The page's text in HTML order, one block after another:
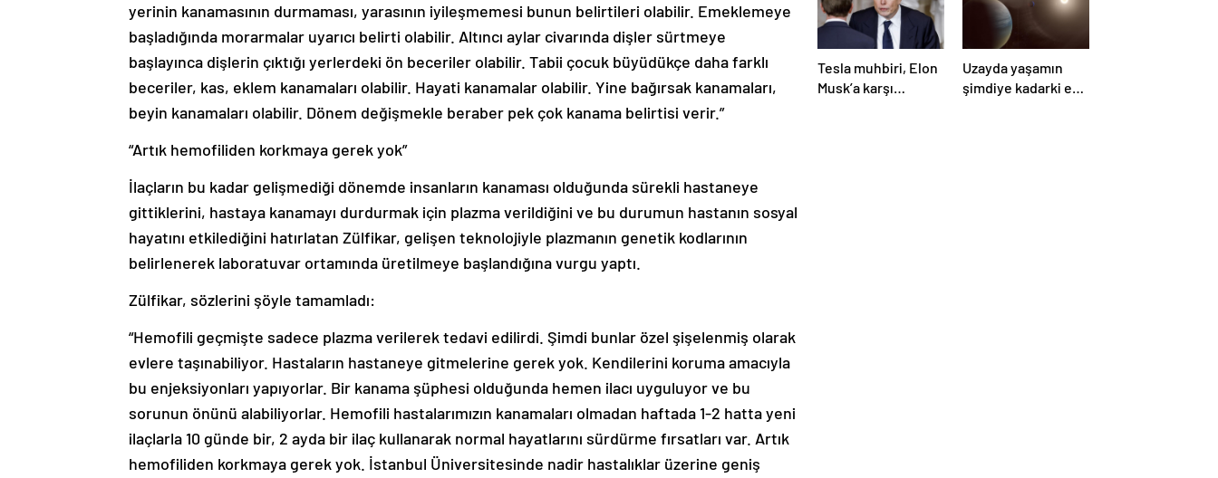
yerinin kanamasının durmaması, yarasının iyileşmemesi bunun belirtileri olabilir. Emeklemeye
başladığında morarmalar uyarıcı belirti olabilir. Altıncı aylar civarında dişler sürtmeye
başlayınca dişlerin çıktığı yerlerdeki ön beceriler olabilir. Tabii çocuk büyüdükçe daha farklı
beceriler, kas, eklem kanamaları olabilir. Hayati kanamalar olabilir. Yine bağırsak kanamaları,
beyin kanamaları olabilir. Dönem değişmekle beraber pek çok kanama belirtisi verir.”
“Artık hemofiliden korkmaya gerek yok”
İlaçların bu kadar gelişmediği dönemde insanların kanaması olduğunda sürekli hastaneye
gittiklerini, hastaya kanamayı durdurmak için plazma verildiğini ve bu durumun hastanın sosyal
hayatını etkilediğini hatırlatan Zülfikar, gelişen teknolojiyle plazmanın genetik kodlarının
belirlenerek laboratuvar ortamında üretilmeye başlandığına vurgu yaptı.
Zülfikar, sözlerini şöyle tamamladı:
“Hemofili geçmişte sadece plazma verilerek tedavi edilirdi. Şimdi bunlar özel şişelenmiş olarak
evlere taşınabiliyor. Hastaların hastaneye gitmelerine gerek yok. Kendilerini koruma amacıyla
bu enjeksiyonları yapıyorlar. Bir kanama şüphesi olduğunda hemen ilacı uyguluyor ve bu
sorunun önünü alabiliyorlar. Hemofili hastalarımızın kanamaları olmadan haftada 1-2 hatta yeni
ilaçlarla 10 günde bir, 2 ayda bir ilaç kullanarak normal hayatlarını sürdürme fırsatları var. Artık
hemofiliden korkmaya gerek yok. İstanbul Üniversitesinde nadir hastalıklar üzerine geniş
Tesla muhbiri, Elon
Musk’a karşı
Uzayda yaşamın
şimdiye kadarki en